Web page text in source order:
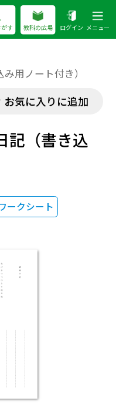
す 教科の広場 ログイン メニュー
用ノート付き）
お気に入りに追加
記（書き込
ークシート